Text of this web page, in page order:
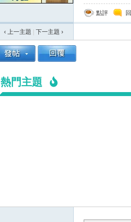
點評
‹ 上一主題 下一主題 ›
熱門主題